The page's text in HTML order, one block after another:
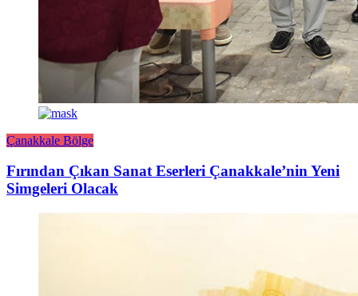
Çanakkale Bölge
Fırından Çıkan Sanat Eserleri Çanakkale’nin Yeni
Simgeleri Olacak